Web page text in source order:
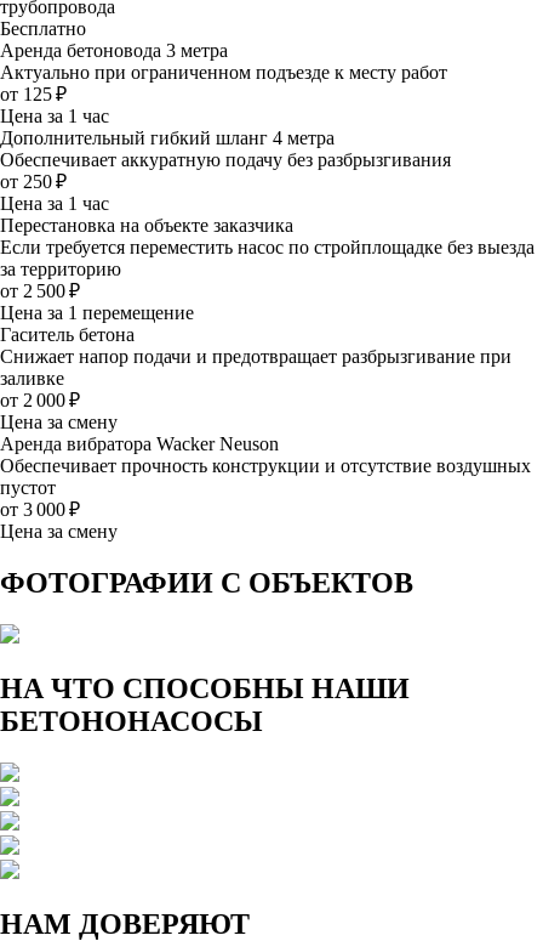
трубопровода
Бесплатно
Аренда бетоновода 3 метра
Актуально при ограниченном подъезде к месту работ
от 125 ₽
Цена за 1 час
Дополнительный гибкий шланг 4 метра
Обеспечивает аккуратную подачу без разбрызгивания
от 250 ₽
Цена за 1 час
Перестановка на объекте заказчика
Если требуется переместить насос по стройплощадке без выезда
за территорию
от 2 500 ₽
Цена за 1 перемещение
Гаситель бетона
Снижает напор подачи и предотвращает разбрызгивание при
заливке
от 2 000 ₽
Цена за смену
Аренда вибратора Wacker Neuson
Обеспечивает прочность конструкции и отсутствие воздушных
пустот
от 3 000 ₽
Цена за смену
ФОТОГРАФИИ С ОБЪЕКТОВ
НА ЧТО СПОСОБНЫ НАШИ
БЕТОНОНАСОСЫ
НАМ ДОВЕРЯЮТ